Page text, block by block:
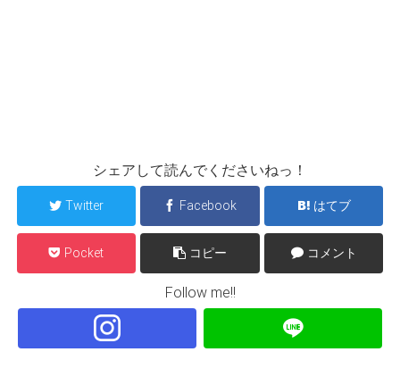
シェアして読んでくださいねっ！
Twitter Facebook はてブ
Pocket コピー コメント
Follow me!!